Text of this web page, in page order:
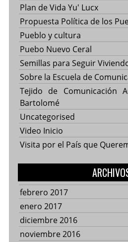
Plan de Vida Yu' Lucx
Propuesta Política de los
Pueblo y cultura
Puebo Nuevo Ceral
Semillas para Seguir
Sobre la Escuela de
Tejido de Comunicación
Bartolomé
Uncategorised
Video Inicio
Visita por el País que
febrero 2017
enero 2017
diciembre 2016
noviembre 2016